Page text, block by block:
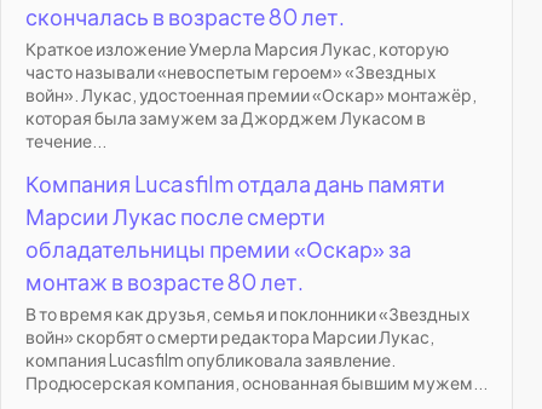
скончалась в возрасте 80 лет.
Краткое изложение Умерла Марсия Лукас, которую
часто называли «невоспетым героем» «Звездных
войн». Лукас, удостоенная премии «Оскар» монтажёр,
которая была замужем за Джорджем Лукасом в
течение...
Компания Lucasfilm отдала дань памяти
Марсии Лукас после смерти
обладательницы премии «Оскар» за
монтаж в возрасте 80 лет.
В то время как друзья, семья и поклонники «Звездных
войн» скорбят о смерти редактора Марсии Лукас,
компания Lucasfilm опубликовала заявление.
Продюсерская компания, основанная бывшим мужем...